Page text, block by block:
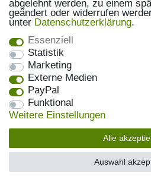
abgelehnt werden, zu einem
geändert oder widerrufen
unter Daten­schutz­erklärung.
Essenziell
Statistik
Marketing
Externe Medien
PayPal
Funktional
Weitere Einstellungen
Alle
Auswahl